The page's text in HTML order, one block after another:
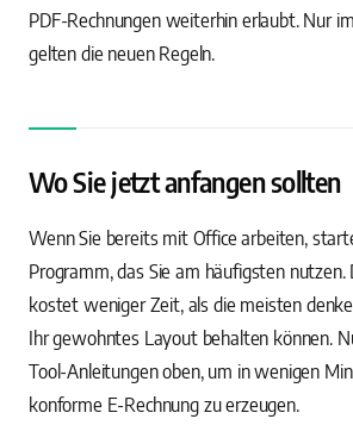
PDF-Rechnungen weiterhin erlaubt. Nur
gelten die neuen Regeln.
Wo Sie jetzt anfangen sollten
Wenn Sie bereits mit Office arbeiten,
Programm, das Sie am häufigsten
kostet weniger Zeit, als die meisten
Ihr gewohntes Layout behalten können.
Tool-Anleitungen oben, um in wenigen
konforme E-Rechnung zu erzeugen.